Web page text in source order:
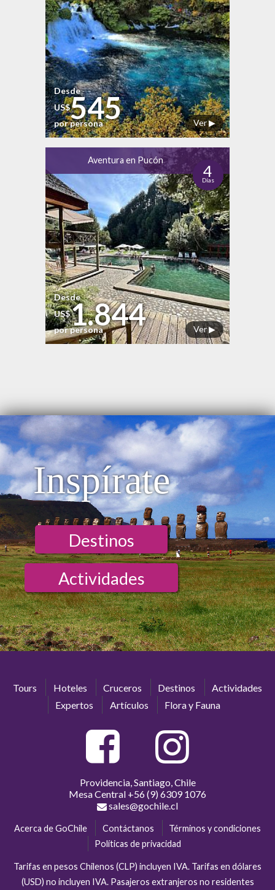
Ver ▶
Desde
US$545
por persona
Aventura en Pucón
4
Días
Ver ▶
Desde
US$1.844
por persona
Inspírate
Destinos
Actividades
Tours Hoteles Cruceros Destinos
Actividades
Expertos
Artículos Flora y Fauna
Providencia, Santiago, Chile
Mesa Central +56 (9) 6309 1076
sales@gochile.cl
Acerca de GoChile Contáctanos
Términos y condiciones
Políticas de privacidad
Tarifas en pesos Chilenos (CLP) incluyen IVA. Tarifas en dólares
(USD) no incluyen IVA. Pasajeros extranjeros no residentes